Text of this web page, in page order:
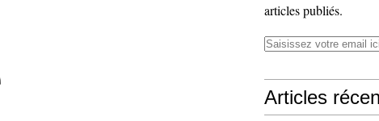
articles publiés.
Articles